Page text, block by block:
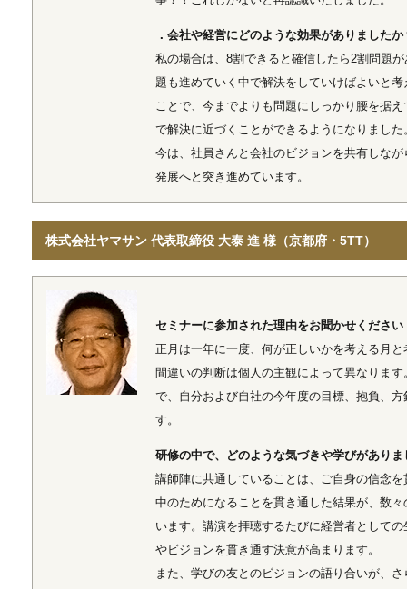
．会社や経営にどのような効果がありましたか
私の場合は、8割できると確信したら2割問題
題も進めていく中で解決をしていけばよいと
ことで、今までよりも問題にしっかり腰を据
で解決に近づくことができるようになりました
今は、社員さんと会社のビジョンを共有しな
発展へと突き進めています。
株式会社ヤマサン 代表取締役 大泰 進 様（京都府・5TT）
セミナーに参加された理由をお聞かせください
正月は一年に一度、何が正しいかを考える月
間違いの判断は個人の主観によって異なりま
で、自分および自社の今年度の目標、抱負、
す。
研修の中で、どのような気づきや学びがありま
講師陣に共通していることは、ご自身の信念
中のためになることを貫き通した結果が、数
います。講演を拝聴するたびに経営者として
やビジョンを貫き通す決意が高まります。
また、学びの友とのビジョンの語り合いが、